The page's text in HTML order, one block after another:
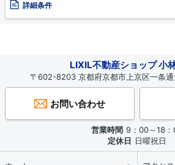
詳細条件
LIXIL不動産ショップ 小
〒602-8203 京都府京都市上京区一条
お問い合わせ
営業時間 9：00～18
定休日 日曜祝日